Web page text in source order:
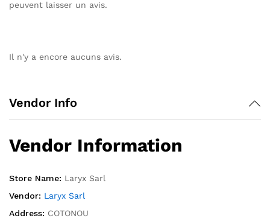
peuvent laisser un avis.
Il n'y a encore aucuns avis.
Vendor Info
Vendor Information
Store Name: Laryx Sarl
Vendor: Laryx Sarl
Address: COTONOU